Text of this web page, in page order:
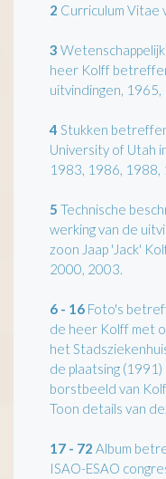
2 Curriculum Vitae
3
heer Kolff
uitvindingen,
4 Stukken
University of Utah
1983, 1986, 1988,
5 Technische
werking van de
zoon Jaap 'Jack'
2000, 2003.
6 - 16 Foto's
de heer Kolff met
het
de plaatsing
borstbeeld van
Toon details van
17 - 72 Album
ISAO-ESAO